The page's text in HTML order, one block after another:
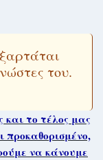
του.
και το τέλος μας
προκαθορισμένο,
να κάνουμε